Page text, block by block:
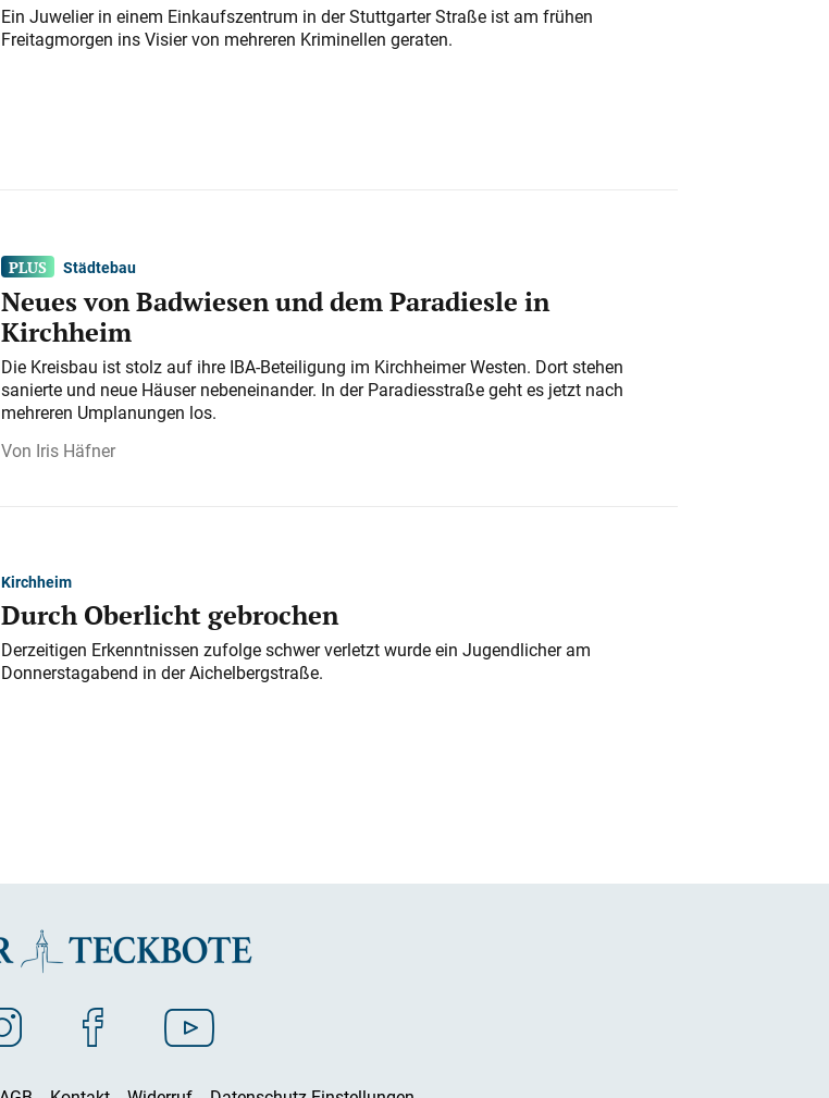
Ein Juwelier in einem Einkaufszentrum in der Stuttgarter Straße ist am frühen
Freitagmorgen ins Visier von mehreren Kriminellen geraten.
Städtebau
Neues von Badwiesen und dem Paradiesle in
Kirchheim
Die Kreisbau ist stolz auf ihre IBA-Beteiligung im Kirchheimer Westen. Dort stehen
sanierte und neue Häuser nebeneinander. In der Paradiesstraße geht es jetzt nach
mehreren Umplanungen los.
Iris Häfner
Kirchheim
Durch Oberlicht gebrochen
Derzeitigen Erkenntnissen zufolge schwer verletzt wurde ein Jugendlicher am
Donnerstagabend in der Aichelbergstraße.